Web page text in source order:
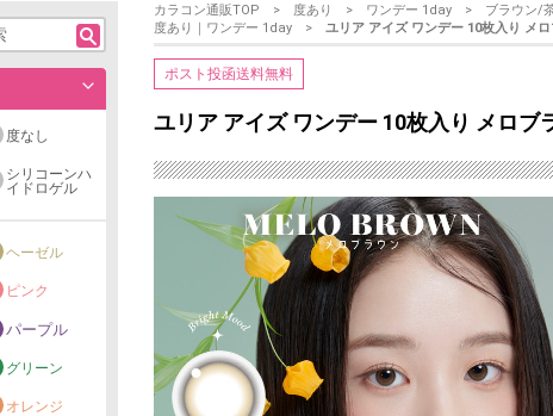
度なし
シリコーンハ
イドロゲル
ヘーゼル
ピンク
パープル
グリーン
オレンジ
カラコン通販TOP 度あり ワンデー 1day ブラウン/
度あり｜ワンデー 1day
ユリア アイズ ワンデー 10枚入り メ
ポスト投函送料無料
ユリア アイズ ワンデー 10枚入り メロブ